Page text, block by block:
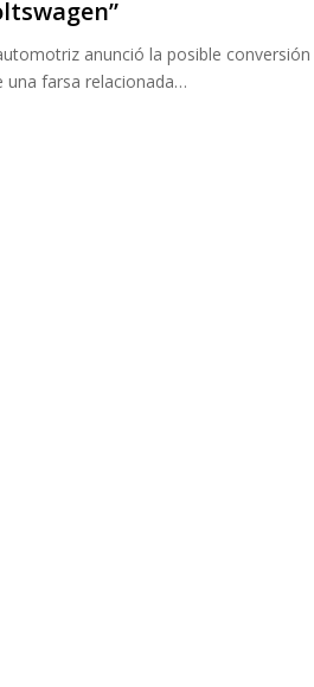
anunció la posible conversión
farsa relacionada…